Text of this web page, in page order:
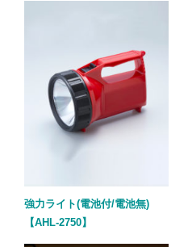
強力ライト(電池付/電池無)
【AHL-2750】